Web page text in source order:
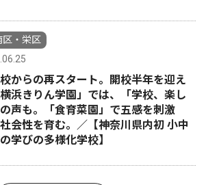
区・栄区
からの再スタート。開校半年を迎え
浜きりん学園」では、「学校、楽し
声も。「食育菜園」で五感を刺激
会性を育む。／【神奈川県内初 小中
学びの多様化学校】